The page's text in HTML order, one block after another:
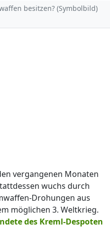
besitzen? (Symbolbild)
vergangenen Monaten
wuchs durch
Drohungen aus
möglichen 3. Weltkrieg.
des Kreml-Despoten